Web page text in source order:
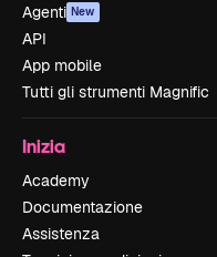
Agenti New
API
App mobile
Tutti gli strumenti Magnific
Inizia
Academy
Documentazione
Assistenza